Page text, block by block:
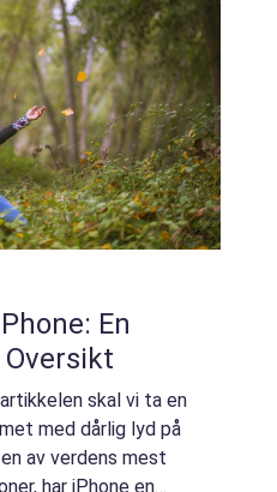
En
skal vi ta en
med dårlig lyd på
av verdens mest
har iPhone en